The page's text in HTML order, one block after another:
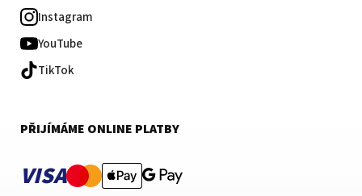
Instagram
YouTube
TikTok
PŘIJÍMÁME ONLINE PLATBY
VISA